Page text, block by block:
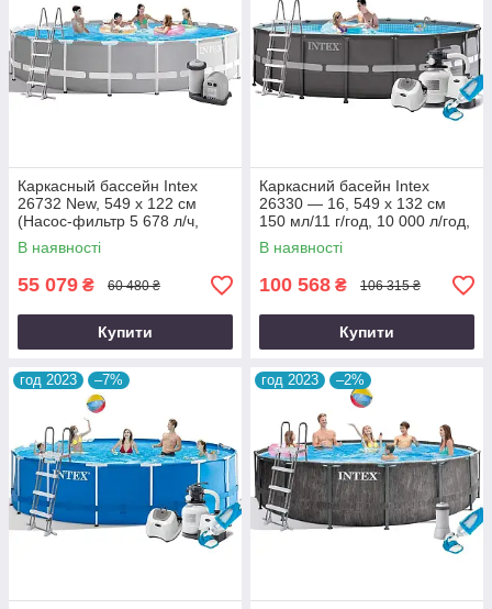
Каркасный бассейн Intex
26732 New, 549 x 122 см
(Насос-фильтр 5 678 л/ч,
лестница, подстилка,тент)
В наявності
55 079 ₴ 60 480 ₴
Купити
Каркасний басейн Intex
26330 — 16, 549 х 132 см
150 мл/11 г/год, 10 000 л/год,
сходи, тент, підстилка, набір
В наявності
100 568 ₴ 106 315 ₴
Купити
год 2023 –7% год 2023 –2%